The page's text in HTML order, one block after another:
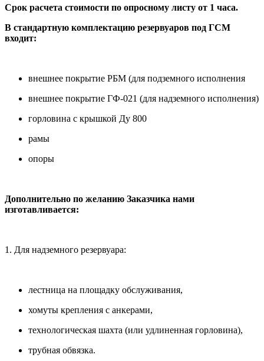
Срок расчета стоимости по опросному листу от 1 часа.
В стандартную комплектацию резервуаров под ГСМ
входит:
внешнее покрытие РБМ (для подземного исполнения
внешнее покрытие ГФ-021 (для надземного исполнения)
горловина с крышкой Ду 800
рамы
опоры
Дополнительно по желанию Заказчика нами
изготавливается:
1. Для надземного резервуара:
лестница на площадку обслуживания,
хомуты крепления с анкерами,
технологическая шахта (или удлиненная горловина),
трубная обвязка.